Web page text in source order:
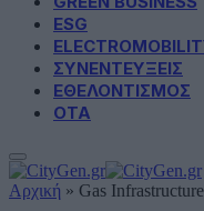
ESG
ΣΥΝΕΝΤΕΥΞΕΙΣ
ΕΘΕΛΟΝΤΙΣΜΟΣ
ΟΤΑ
Αρχική » Gas